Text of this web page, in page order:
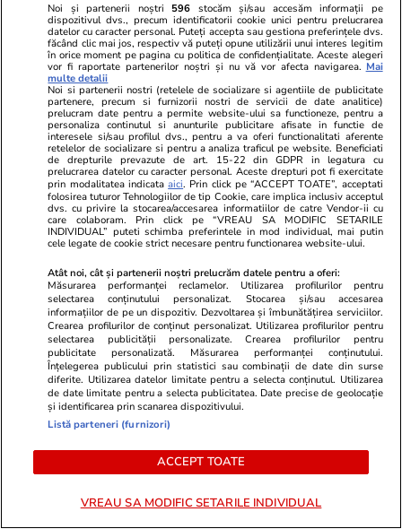
Vacanțe și Cultură 24 iul.
Hartă live pentru incendiile din Europa: cum
verifici pe telefon dacă vacanța îți este pusă în
pericol
Citește mai multe
TRENDING
Procurorii DNA ar fi găsit 500.000 de euro
cash acasă la directorul general al Uzinei
Mecanice Plopeni, precum și două ceasuri
Patek Philippe și Rolex
Horoscop
perioada 25 – 31 iulie 2026. Luna Plină în
Noi și partenerii noștri 596 stocăm și/sau accesăm informații pe
dispozitivul dvs., precum identificatorii cookie unici pentru prelucrarea
datelor cu caracter personal. Puteți accepta sau gestiona preferințele dvs.
făcând clic mai jos, respectiv vă puteți opune utilizării unui interes legitim
în orice moment pe pagina cu politica de confidențialitate. Aceste alegeri
vor fi raportate partenerilor noștri și nu vă vor afecta navigarea. Mai
multe detalii
Noi si partenerii nostri (retelele de socializare si agentiile de publicitate
partenere, precum si furnizorii nostri de servicii de date analitice)
prelucram date pentru a permite website-ului sa functioneze, pentru a
personaliza continutul si anunturile publicitare afisate in functie de
interesele si/sau profilul dvs., pentru a va oferi functionalitati aferente
retelelor de socializare si pentru a analiza traficul pe website. Beneficiati
de drepturile prevazute de art. 15-22 din GDPR in legatura cu
prelucrarea datelor cu caracter personal. Aceste drepturi pot fi exercitate
prin modalitatea indicataaici. Prin click pe “ACCEPT TOATE”, acceptati
folosirea tuturor Tehnologiilor de tip Cookie, care implica inclusiv acceptul
dvs. cu privire la stocarea/accesarea informatiilor de catre Vendor-ii cu
care colaboram. Prin click pe “VREAU SA MODIFIC SETARILE
INDIVIDUAL” puteti schimba preferintele in mod individual, mai putin
cele legate de cookie strict necesare pentru functionarea website-ului.
Atât noi, cât și partenerii noștri prelucrăm datele pentru a oferi:
Măsurarea performanței reclamelor. Utilizarea profilurilor pentru
selectarea conținutului personalizat. Stocarea și/sau accesarea
informațiilor de pe un dispozitiv. Dezvoltarea și îmbunătățirea serviciilor.
Crearea profilurilor de conținut personalizat. Utilizarea profilurilor pentru
selectarea publicității personalizate. Crearea profilurilor pentru
publicitate personalizată. Măsurarea performanței conținutului.
Înțelegerea publicului prin statistici sau combinații de date din surse
diferite. Utilizarea datelor limitate pentru a selecta conținutul. Utilizarea
de date limitate pentru a selecta publicitatea. Date precise de geolocație
și identificarea prin scanarea dispozitivului.
Listă parteneri (furnizori)
ACCEPT TOATE
VREAU SA MODIFIC SETARILE INDIVIDUAL